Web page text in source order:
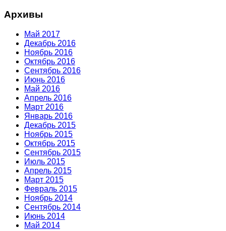
Архивы
Май 2017
Декабрь 2016
Ноябрь 2016
Октябрь 2016
Сентябрь 2016
Июнь 2016
Май 2016
Апрель 2016
Март 2016
Январь 2016
Декабрь 2015
Ноябрь 2015
Октябрь 2015
Сентябрь 2015
Июль 2015
Апрель 2015
Март 2015
Февраль 2015
Ноябрь 2014
Сентябрь 2014
Июнь 2014
Май 2014